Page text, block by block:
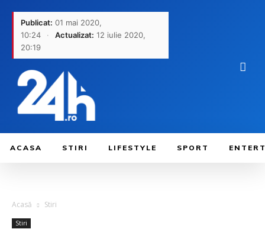
Publicat: 01 mai 2020,
10:24
· Actualizat: 12 iulie 2020,
20:19
ACASA STIRI LIFESTYLE SPORT
Acasă Stiri
Stiri